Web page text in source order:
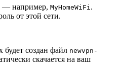
— например, MyHomeWiFi .
от этой сети.
создан файл newvpn-
скачается на ваш